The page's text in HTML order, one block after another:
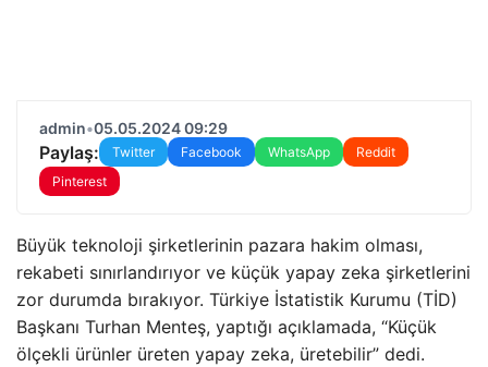
admin•05.05.2024 09:29
Paylaş: Twitter Facebook WhatsApp
Reddit
Pinterest
Büyük teknoloji şirketlerinin pazara hakim olması,
rekabeti sınırlandırıyor ve küçük yapay zeka şirketlerini
zor durumda bırakıyor. Türkiye İstatistik Kurumu (TİD)
Başkanı Turhan Menteş, yaptığı açıklamada, “Küçük
ölçekli ürünler üreten yapay zeka, üretebilir” dedi.